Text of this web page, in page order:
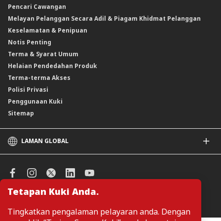
Tetapan Kuki Anda.
Tingkatkan pengalaman pelayaran anda. Dengan
Produk Berstruktur
Produk Berstruktur Islam
Skim Persaraan Swasta (PRS)
Clicks Trader
Instrumen Deposit Boleh Niaga
Unit Amanah Harga Berubah ASNB
Pencari Cawangan
Melayan Pelanggan Secara Adil & Piagam Khidmat Pelanggan
Keselamatan & Penipuan
Notis Penting
Terma & Syarat Umum
Helaian Pendedahan Produk
Terma-terma Akses
Polisi Privasi
Penggunaan Kuki
Sitemap
LAMAN GLOBAL
CIMB Islamic
CIMB Bank (SG)
CIMB Bank (KH)
CIMB Thai